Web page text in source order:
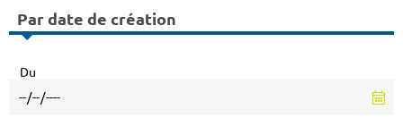
Par date de création
Du